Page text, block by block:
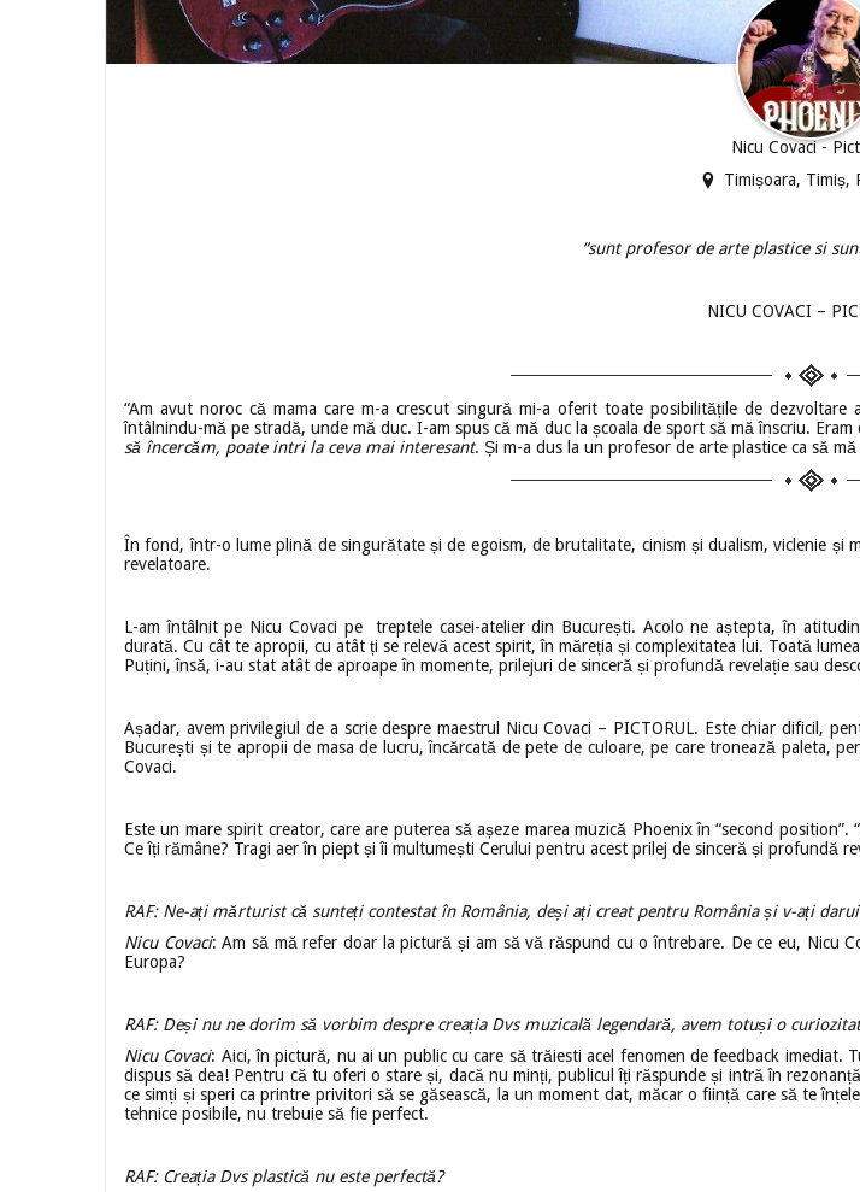
Nicu Covaci -
Timișoara, Timiș,
“sunt profesor de arte plastice si
NICU COVACI –
“Am avut noroc că mama care m-a crescut singură mi-a oferit toate posibilitățile de
întâlnindu-mă pe stradă, unde mă duc. I-am spus că mă duc la școala de sport să mă înscriu. Eram
să încercăm, poate intri la ceva mai interesant. Și m-a dus la un profesor de arte plastice ca să mă
În fond, într-o lume plină de singurătate și de egoism, de brutalitate, cinism și dualism, viclenie
revelatoare.
L-am întâlnit pe Nicu Covaci pe treptele casei-atelier din București. Acolo ne aștepta, în
durată. Cu cât te apropii, cu atât ți se relevă acest spirit, în măreția și complexitatea lui. Toată
Puțini, însă, i-au stat atât de aproape în momente, prilejuri de sinceră și profundă revelație sau
Așadar, avem privilegiul de a scrie despre maestrul Nicu Covaci – PICTORUL. Este chiar dificil,
București și te apropii de masa de lucru, încărcată de pete de culoare, pe care tronează paleta,
Covaci.
Este un mare spirit creator, care are puterea să așeze marea muzică Phoenix în “second position”. “
Ce îți rămâne? Tragi aer în piept și îi multumești Cerului pentru acest prilej de sinceră și profundă
RAF: Ne-ați mărturist că sunteți contestat în România, deși ați creat pentru România și v-ați
Nicu Covaci: Am să mă refer doar la pictură și am să vă răspund cu o întrebare. De ce eu, Nicu
Europa?
RAF: Deși nu ne dorim să vorbim despre creația Dvs muzicală legendară, avem totuși o
Nicu Covaci: Aici, în pictură, nu ai un public cu care să trăiesti acel fenomen de feedback
dispus să dea! Pentru că tu oferi o stare și, dacă nu minți, publicul îți răspunde și intră în
ce simți și speri ca printre privitori să se găsească, la un moment dat, măcar o ființă care să te
tehnice posibile, nu trebuie să fie perfect.
RAF: Creația Dvs plastică nu este perfectă?